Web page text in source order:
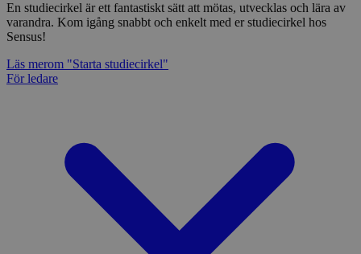
En studiecirkel är ett fantastiskt sätt att mötas, utvecklas och lära av
varandra. Kom igång snabbt och enkelt med er studiecirkel hos
Sensus!
Läs merom "Starta studiecirkel"
För ledare